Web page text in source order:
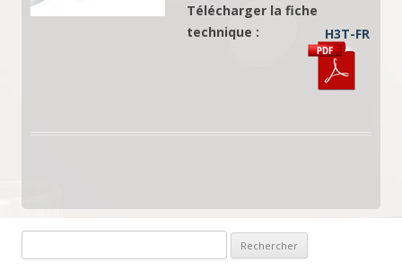
Télécharger la fiche
technique :
H3T-FR